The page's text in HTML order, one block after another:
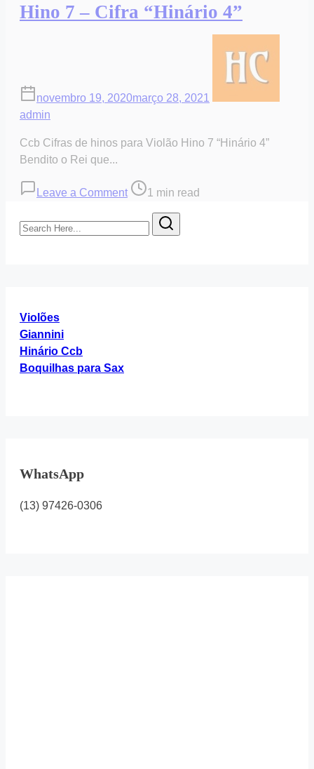
granjeai
Hino 7 – Cifra “Hinário 4”
novembro 19, 2020março 28, 2021
admin
Ccb Cifras de hinos para Violão Hino 7 “Hinário 4”
Bendito o Rei que...
Leave a Comment on
7
–
Post
time
1 min read
Search
Here...
Violões
Giannini
Hinário Ccb
Boquilhas para Sax
WhatsApp
(13) 97426-0306